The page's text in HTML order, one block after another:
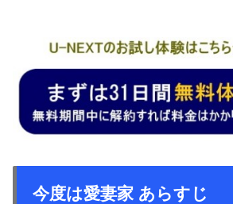
今度は愛妻家 あらすじ